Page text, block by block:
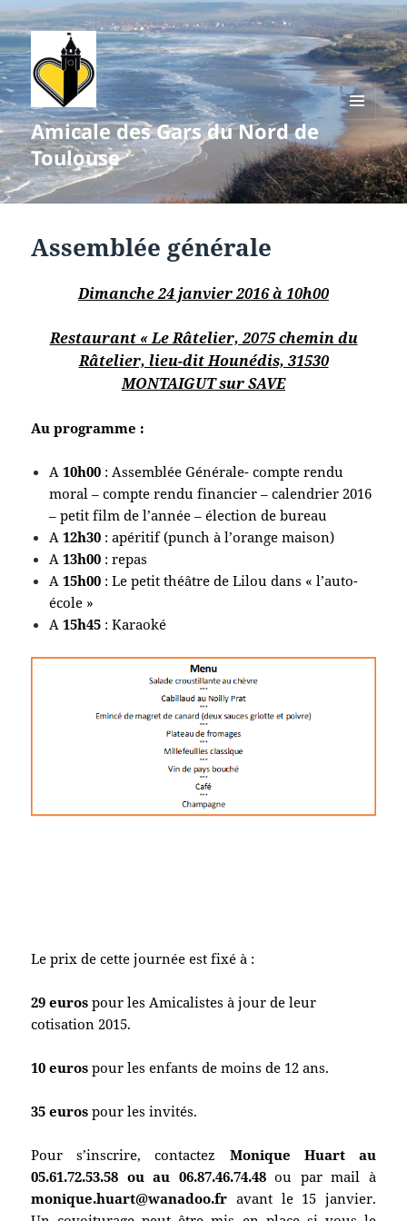
Amicale des Gars du Nord de
Toulouse
MENU
WIDGETS
Assemblée générale
Dimanche 24 janvier 2016 à 10h00
Restaurant « Le Râtelier, 2075 chemin du
Râtelier, lieu-dit Hounédis, 31530
MONTAIGUT sur SAVE
Au programme :
A10h00 : Assemblée Générale- compte rendu
moral – compte rendu financier – calendrier 2016
– petit film de l’année – élection de bureau
A12h30 : apéritif (punch à l’orange maison)
A13h00 : repas
A 15h00 : Le petit théâtre de Lilou dans « l’auto-
école »
A15h45 : Karaoké
Le prix de cette journée est fixé à :
29 eurospour les Amicalistes à jour de leur
cotisation 2015.
10 eurospour les enfants de moins de 12 ans.
35 eurospour les invités.
Pour s’inscrire, contactez Monique Huart au
05.61.72.53.58 ou au 06.87.46.74.48ou par mail à
monique.huart@wanadoo.fr avant le 15 janvier.